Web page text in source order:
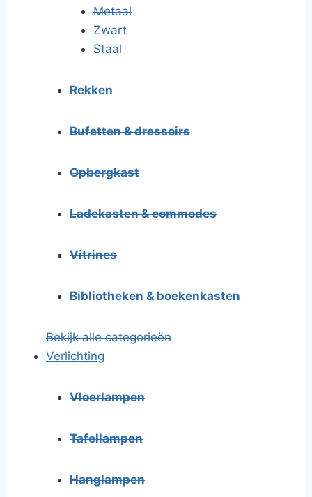
Metaal
Zwart
Staal
Rekken
Bufetten & dressoirs
Opbergkast
Ladekasten & commodes
Vitrines
Bibliotheken & boekenkasten
Bekijk alle categorieën
Verlichting
Vloerlampen
Tafellampen
Hanglampen